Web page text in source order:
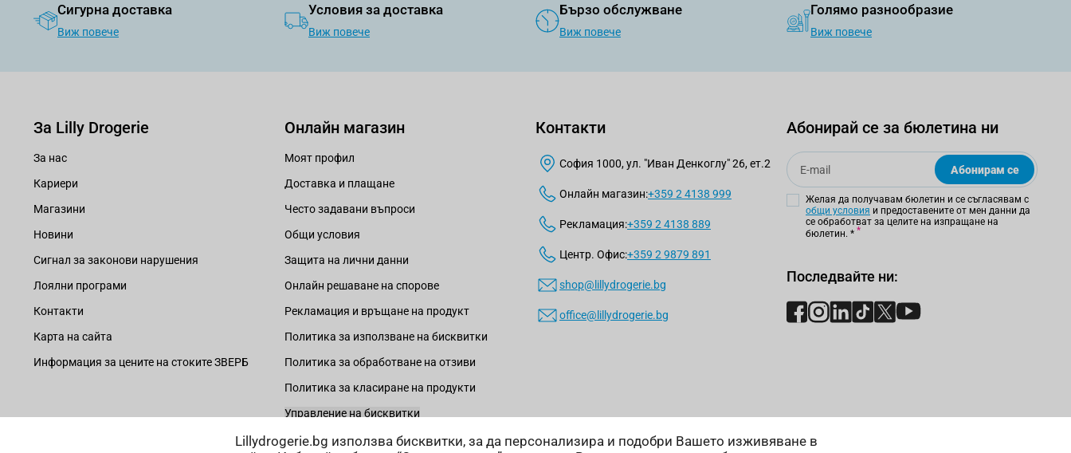
Lillydrogerie.bg използва бисквитки, за да персонализира и подобри Вашето изживяване в
Сигурна доставка
Виж повече
Условия за доставка
Виж повече
Бързо обслужване
Виж повече
Голямо разнообразие
Виж повече
За Lilly Drogerie
За нас
Кариери
Магазини
Новини
Сигнал за законови нарушения
Лоялни програми
Контакти
Карта на сайта
Информация за цените на стоките ЗВЕРБ
Онлайн магазин
Моят профил
Доставка и плащане
Често задавани въпроси
Общи условия
Защита на лични данни
Онлайн решаване на спорове
Рекламация и връщане на продукт
Политика за използване на бисквитки
Политика за обработване на отзиви
Политика за класиране на продукти
Управление на бисквитки
Контакти
София 1000, ул. "Иван Денкоглу" 26, ет.2
Онлайн магазин:+359 2 4138 999
Рекламация:+359 2 4138 889
Центр. Офис:+359 2 9879 891
shop@lillydrogerie.bg
office@lillydrogerie.bg
Абонирай се за бюлетина ни
Email
Абонирам се
Желая да получавам бюлетин и се съгласявам с
общи условия и предоставените от мен данни да
се обработват за целите на изпращане на
бюлетин. *
Последвайте ни: